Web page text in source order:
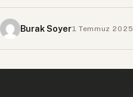
Burak Soyer1 Temmuz 2025